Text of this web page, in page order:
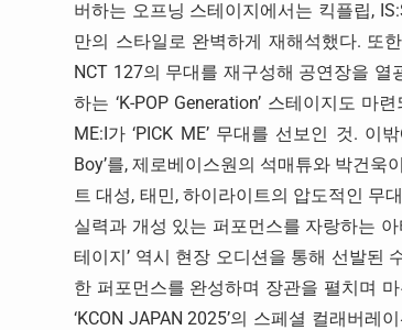
버하는 오프닝 스테이지에서는 킥플립,
만의 스타일로 완벽하게 재해석했다. 또
NCT 127의 무대를 재구성해 공연장을
하는 ‘K-POP Generation’ 스테이지도 마
ME:I가 ‘PICK ME’ 무대를 선보인 것. 이
Boy’를, 제로베이스원의 석매튜와 박건욱
트 대성, 태민, 하이라이트의 압도적인 무
실력과 개성 있는 퍼포먼스를 자랑하는 아
테이지’ 역시 현장 오디션을 통해 선발된
한 퍼포먼스를 완성하며 장관을 펼치며
‘KCON JAPAN 2025’의 스페셜 컬래버레